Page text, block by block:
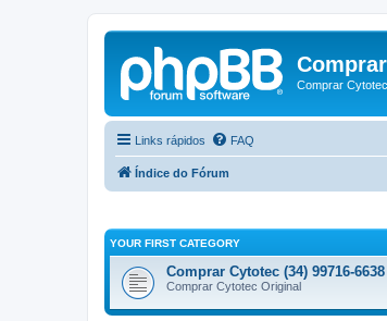
Comprar
Links rápidos FAQ
Índice do Fórum
YOUR FIRST CATEGORY
Comprar Cytotec (34) 99716-6638
Comprar Cytotec Original